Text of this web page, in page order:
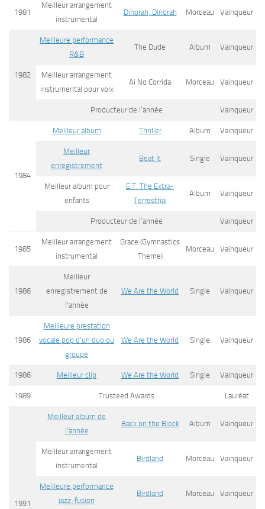
1981
Meilleur arrangement
instrumental
Dinorah, Dinorah Morceau Vainqueur
1982
Meilleure performance
R&B
The Dude Album Vainqueur
Meilleur arrangement
instrumental pour voix
Ai No Corrida Morceau Vainqueur
Producteur de l’année Vainqueur
1984
Meilleur album Thriller Album Vainqueur
Meilleur
enregistrement
Beat It Single Vainqueur
Meilleur album pour
enfants
E.T. The Extra-
Terrestrial
Album Vainqueur
Producteur de l’année Vainqueur
1985
Meilleur arrangement
instrumental
Grace (Gymnastics
Theme)
Morceau Vainqueur
1986
Meilleur
enregistrement de
l’année
We Are the World Single Vainqueur
1986
Meilleure prestation
vocale pop d’un duo ou
groupe
We Are the World Single Vainqueur
1986 Meilleur clip We Are the World Single Vainqueur
1989 Trusteed Awards Lauréat
1991
Meilleur album de
l’année
Back on the Block Album Vainqueur
Meilleur arrangement
instrumental
Birdland Morceau Vainqueur
Meilleure performance
jazz-fusion
Birdland Morceau Vainqueur